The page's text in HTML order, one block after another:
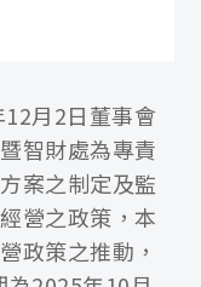
月2日董事會
智財處為專責
案之制定及監
營之政策，本
政策之推動，